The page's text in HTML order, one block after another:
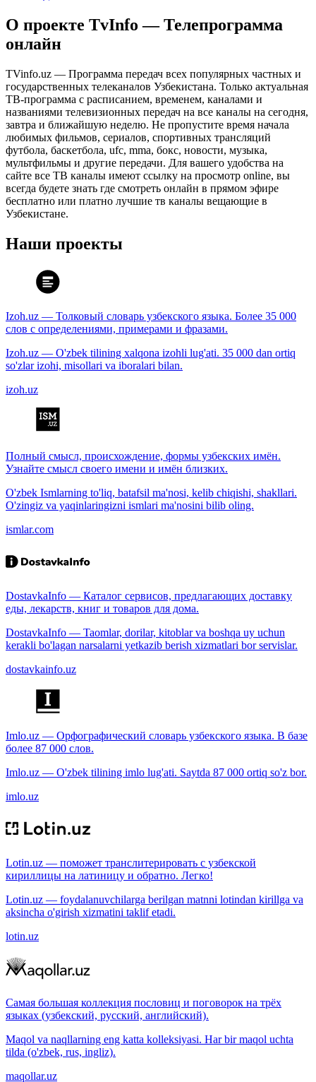
О проекте TvInfo — Телепрограмма
онлайн
TVinfo.uz — Программа передач всех популярных частных и
государственных телеканалов Узбекистана. Только актуальная
ТВ-программа с расписанием, временем, каналами и
названиями телевизионных передач на все каналы на сегодня,
завтра и ближайшую неделю. Не пропустите время начала
любимых фильмов, сериалов, спортивных трансляций
футбола, баскетбола, ufc, mma, бокс, новости, музыка,
мультфильмы и другие передачи. Для вашего удобства на
сайте все ТВ каналы имеют ссылку на просмотр online, вы
всегда будете знать где смотреть онлайн в прямом эфире
бесплатно или платно лучшие тв каналы вещающие в
Узбекистане.
Наши проекты
Izoh.uz — Толковый словарь узбекского языка. Более 35 000
слов с определениями, примерами и фразами.
Izoh.uz — O'zbek tilining xalqona izohli lug'ati. 35 000 dan ortiq
so'zlar izohi, misollari va iboralari bilan.
izoh.uz
Полный смысл, происхождение, формы узбекских имён.
Узнайте смысл своего имени и имён близких.
O'zbek Ismlarning to'liq, batafsil ma'nosi, kelib chiqishi, shakllari.
O'zingiz va yaqinlaringizni ismlari ma'nosini bilib oling.
ismlar.com
DostavkaInfo — Каталог сервисов, предлагающих доставку
еды, лекарств, книг и товаров для дома.
DostavkaInfo — Taomlar, dorilar, kitoblar va boshqa uy uchun
kerakli bo'lagan narsalarni yetkazib berish xizmatlari bor servislar.
dostavkainfo.uz
Imlo.uz — Орфографический словарь узбекского языка. В базе
более 87 000 слов.
Imlo.uz — O'zbek tilining imlo lug'ati. Saytda 87 000 ortiq so'z bor.
imlo.uz
Lotin.uz — поможет транслитерировать с узбекской
кириллицы на латиницу и обратно. Легко!
Lotin.uz — foydalanuvchilarga berilgan matnni lotindan kirillga va
aksincha o'girish xizmatini taklif etadi.
lotin.uz
Самая большая коллекция пословиц и поговорок на трёх
языках (узбекский, русский, английский).
Maqol va naqllarning eng katta kolleksiyasi. Har bir maqol uchta
tilda (o'zbek, rus, ingliz).
maqollar.uz